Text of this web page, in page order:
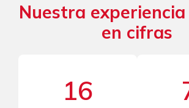
Nuestra
en cifras
16